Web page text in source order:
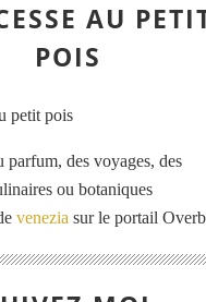
AU
POIS
parfum, des voyages, des
ou botaniques
venezia sur le portail